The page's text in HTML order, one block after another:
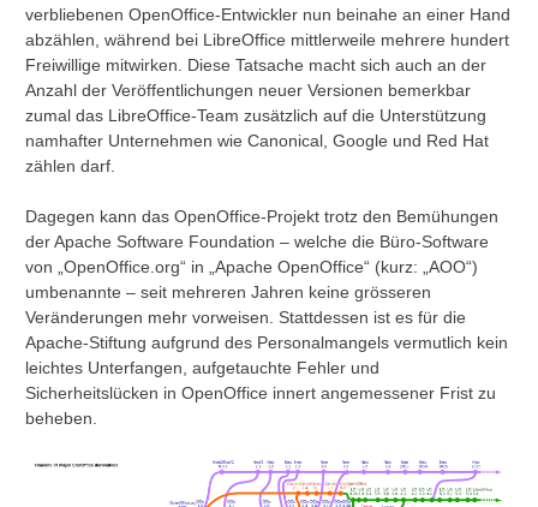
verbliebenen OpenOffice-Entwickler nun beinahe an einer Hand
abzählen, während bei LibreOffice mittlerweile mehrere hundert
Freiwillige mitwirken. Diese Tatsache macht sich auch an der
Anzahl der Veröffentlichungen neuer Versionen bemerkbar
zumal das LibreOffice-Team zusätzlich auf die Unterstützung
namhafter Unternehmen wie Canonical, Google und Red Hat
zählen darf.
Dagegen kann das OpenOffice-Projekt trotz den Bemühungen
der Apache Software Foundation – welche die Büro-Software
von „OpenOffice.org“ in „Apache OpenOffice“ (kurz: „AOO“)
umbenannte – seit mehreren Jahren keine grösseren
Veränderungen mehr vorweisen. Stattdessen ist es für die
Apache-Stiftung aufgrund des Personalmangels vermutlich kein
leichtes Unterfangen, aufgetauchte Fehler und
Sicherheitslücken in OpenOffice innert angemessener Frist zu
beheben.